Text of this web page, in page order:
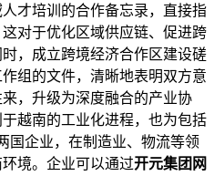
才培训的合作备忘录，直接指
对于优化区域供应链、促进跨
，成立跨境经济合作区建设磋
组的文件，清晰地表明双方意
，升级为深度融合的产业协
越南的工业化进程，也为包括
国企业，在制造业、物流等领
境。企业可以通过开元集团网